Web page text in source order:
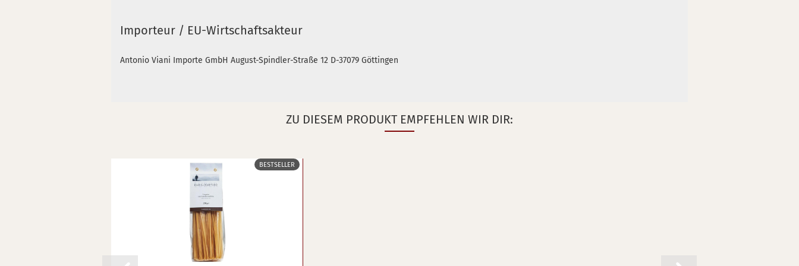
Importeur / EU-Wirtschaftsakteur
Antonio Viani Importe GmbH August-Spindler-Straße 12 D-37079 Göttingen
ZU DIESEM PRODUKT EMPFEHLEN WIR DIR:
BESTSELLER